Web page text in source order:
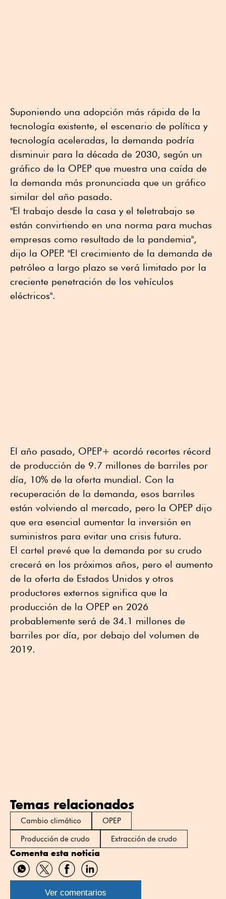
Suponiendo una adopción más rápida de la
tecnología existente, el escenario de política y
tecnología aceleradas, la demanda podría
disminuir para la década de 2030, según un
gráfico de la OPEP que muestra una caída de
la demanda más pronunciada que un gráfico
similar del año pasado.
"El trabajo desde la casa y el teletrabajo se
están convirtiendo en una norma para muchas
empresas como resultado de la pandemia",
dijo la OPEP. "El crecimiento de la demanda de
petróleo a largo plazo se verá limitado por la
creciente penetración de los vehículos
eléctricos".
El año pasado, OPEP+ acordó recortes récord
de producción de 9.7 millones de barriles por
día, 10% de la oferta mundial. Con la
recuperación de la demanda, esos barriles
están volviendo al mercado, pero la OPEP dijo
que era esencial aumentar la inversión en
suministros para evitar una crisis futura.
El cartel prevé que la demanda por su crudo
crecerá en los próximos años, pero el aumento
de la oferta de Estados Unidos y otros
productores externos significa que la
producción de la OPEP en 2026
probablemente será de 34.1 millones de
barriles por día, por debajo del volumen de
2019.
Temas relacionados
Cambio climático
OPEP
Producción de crudo
Extracción de crudo
Comenta esta noticia
Compartir
por
WhatsApp
Compartir
por
Twitter
Compartir
por
Facebook
Compartir
por
Linkedin
Ver comentarios